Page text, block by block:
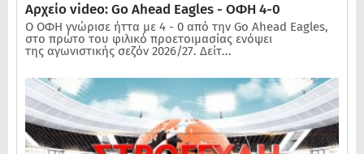
Αρχείο video: Go Ahead Eagles - ΟΦΗ 4-0
Ο ΟΦΗ γνώρισε ήττα με 4 - 0 από την Go Ahead Eagles,
στο πρώτο του φιλικό προετοιμασίας ενόψει
της αγωνιστικής σεζόν 2026/27. Δείτ...